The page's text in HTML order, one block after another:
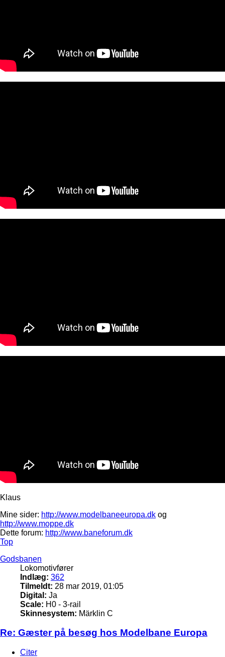
Klaus
Mine sider: http://www.modelbaneeuropa.dk og
http://www.moppe.dk
Dette forum: http://www.baneforum.dk
Top
Godsbanen
Lokomotivfører
Indlæg: 362
Tilmeldt: 28 mar 2019, 01:05
Digital: Ja
Scale: H0 - 3-rail
Skinnesystem: Märklin C
Re: Gæster på besøg hos Modelbane Europa
Citer